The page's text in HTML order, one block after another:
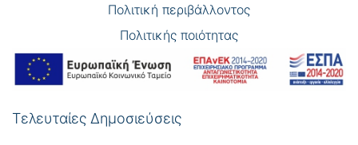
Πολιτική περιβάλλοντος
Πολιτικής ποιότητας
Τελευταίες Δημοσιεύσεις